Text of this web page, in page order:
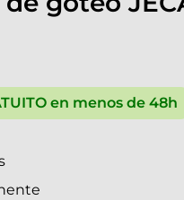
en menos de 48h